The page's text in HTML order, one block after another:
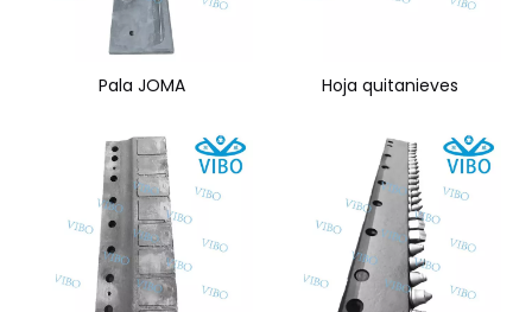
Pala JOMA Hoja quitanieves